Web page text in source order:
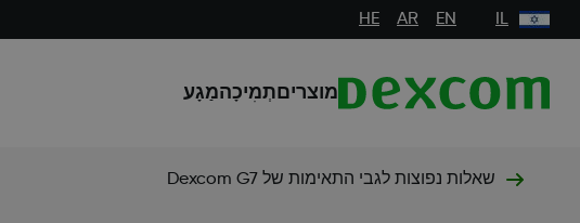
IL
EN
AR
HE
מוצריםתְמִיכָהמַגָע
שאלות נפוצות לגבי התאימות של Dexcom G7